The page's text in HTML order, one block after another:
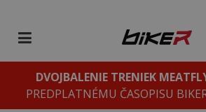
DVOJBALENIE TRENIEK
PREDPLATNÉMU ČASOPISU